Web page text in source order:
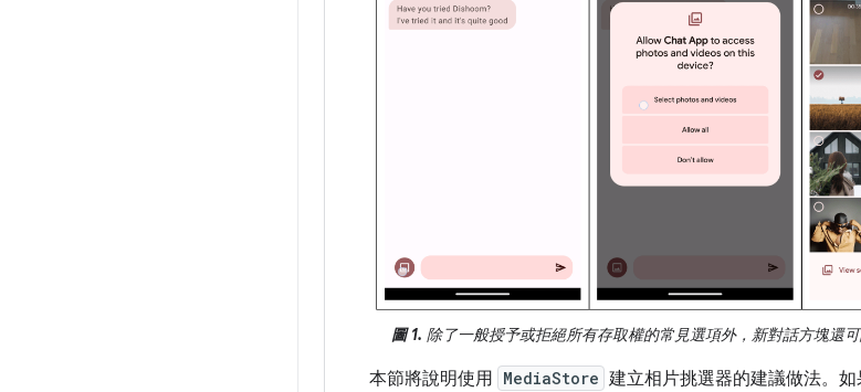
圖 1. 除了一般授予或拒絕所有存取權的常見選項外，新對話方塊還
本節將說明使用 MediaStore 建立相片挑選器的建議做法。